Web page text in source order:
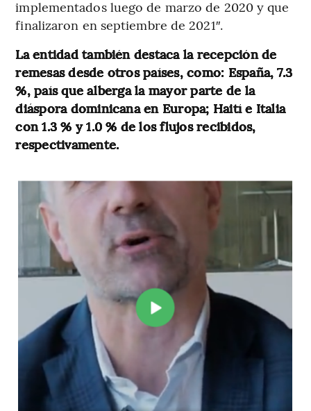
implementados luego de marzo de 2020 y que
finalizaron en septiembre de 2021″.
La entidad también destaca la recepción de
remesas desde otros países, como: España, 7.3
%, país que alberga la mayor parte de la
diáspora dominicana en Europa; Haití e Italia
con 1.3 % y 1.0 % de los flujos recibidos,
respectivamente.